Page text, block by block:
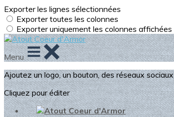
Exporter les lignes sélectionnées
Exporter toutes les colonnes
Exporter uniquement les colonnes affichées
Menu
Ajoutez un logo, un bouton, des réseaux sociaux
Cliquez pour éditer